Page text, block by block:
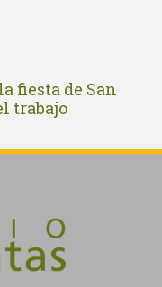
fiesta de San
trabajo